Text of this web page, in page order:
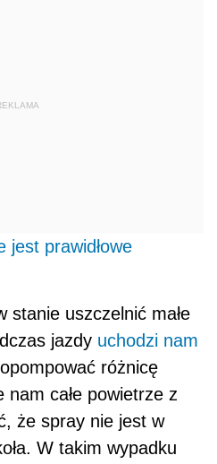
jest prawidłowe
stanie uszczelnić małe
jazdy uchodzi nam
różnicę
całe powietrze z
że spray nie jest w
W takim wypadku